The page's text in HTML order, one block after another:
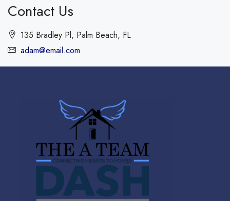
Contact Us
135 Bradley Pl, Palm Beach, FL
adam@email.com